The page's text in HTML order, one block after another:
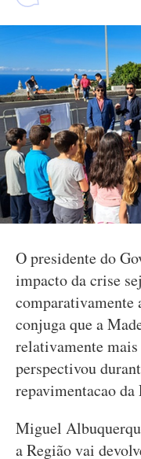
O presidente do
impacto da crise
comparativamente
conjuga que a
relativamente mais
perspectivou
repavimentacao
Miguel
a Região vai